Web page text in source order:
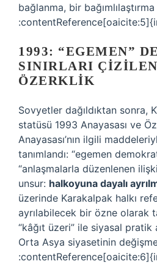
bağlanma, bir
1993: “EGEMEN”
SINIRLARI
ÖZERKLIK
Sovyetler dağıldıktan sonra,
statüsü 1993 Anayasası ve
Anayasası’nın ilgili
tanımlandı: “egemen
“anlaşmalarla düzenlenen
unsur: halkoyuna dayalı
üzerinde Karakalpak halkı
ayrılabilecek bir özne olarak
“kâğıt üzeri” ile siyasal pratik
Orta Asya siyasetinin